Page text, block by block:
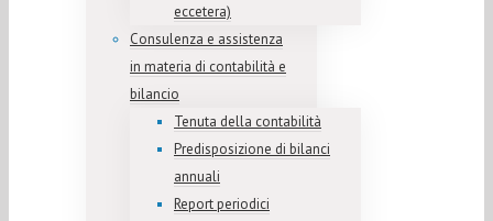
eccetera)
Consulenza e assistenza
in materia di contabilità e
bilancio
Tenuta della contabilità
Predisposizione di bilanci
annuali
Report periodici